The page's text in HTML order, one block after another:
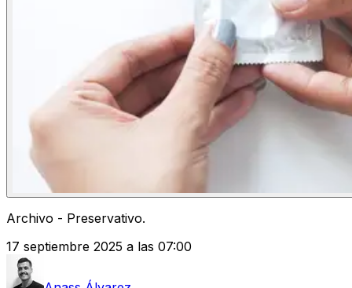
Archivo - Preservativo.
17 septiembre 2025 a las 07:00